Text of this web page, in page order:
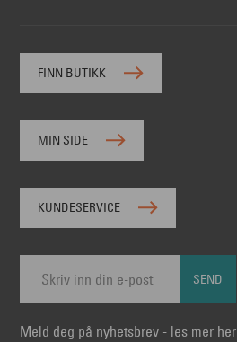
FINN BUTIKK
MIN SIDE
KUNDESERVICE
SEND
Meld deg på nyhetsbrev - les mer her